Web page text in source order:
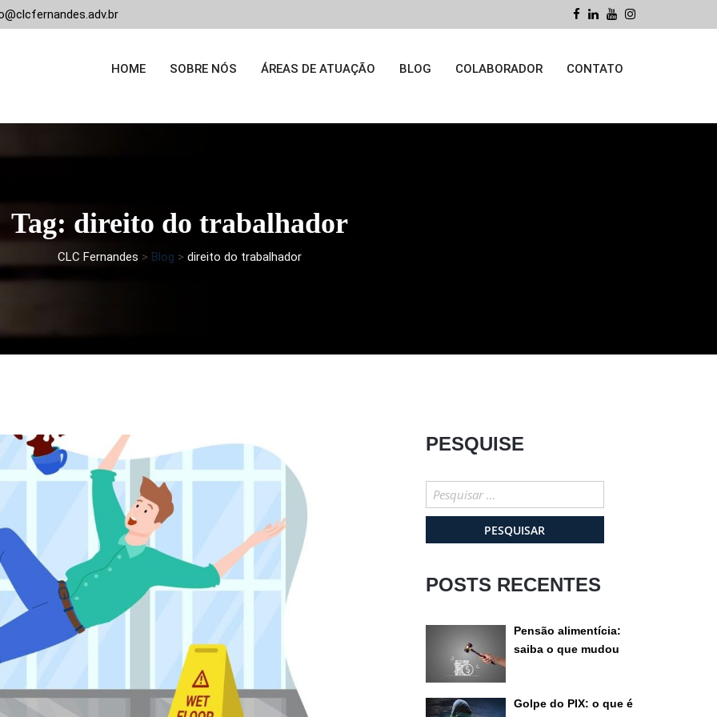
HOME SOBRE NÓS ÁREAS DE ATUAÇÃO BLOG COLABORADOR CONTATO
Tag: direito do trabalhador
CLC Fernandes > Blog > direito do trabalhador
PESQUISE
Pesquisar
por:
POSTS RECENTES
Pensão alimentícia:
saiba o que mudou
Golpe do PIX: o que é